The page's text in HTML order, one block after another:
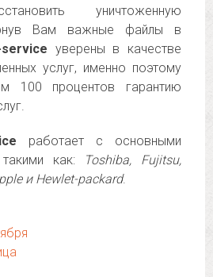
уничтоженную
Вам важные файлы в
service уверены в качестве
услуг, именно поэтому
100 процентов гарантию
работает с основными
такими как:
Toshiba, Fujitsu,
и Hewlet-packard.